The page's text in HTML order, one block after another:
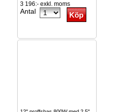
3 196:- exkl. moms
Antal